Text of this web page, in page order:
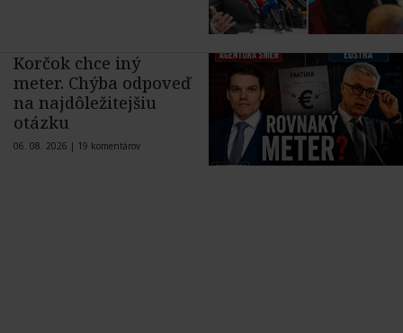
Korčok chce iný
meter. Chýba odpoveď
na najdôležitejšiu
otázku
06. 08. 2026 | 19 komentárov